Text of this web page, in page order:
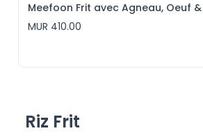
MUR 410.00
Riz Frit